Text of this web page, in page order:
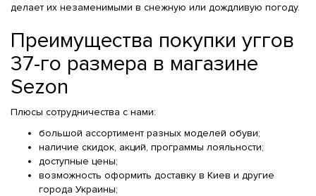
делает их незаменимыми в снежную или дождливую погоду.
Преимущества покупки уггов
37-го размера в магазине
Sezon
Плюсы сотрудничества с нами:
большой ассортимент разных моделей обуви;
наличие скидок, акций, программы лояльности;
доступные цены;
возможность оформить доставку в Киев и другие
города Украины;